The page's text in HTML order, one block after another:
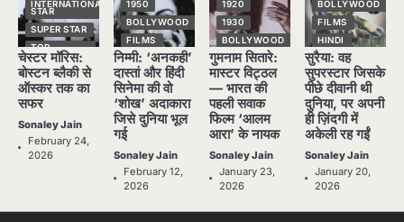
जब एक बादशाह को भीड़ में खड़ा होना पड़ा —
The Last Command (1928) Review
Sonaley Jain
4
“क्या आपने वो फ़िल्म देखी है जिसने आज़ाद कोरिया
के पहले सपने को परदे पर उतारा? — Viva
Freedom! (1946) रिव्यू”
Sonaley Jain
5 Horror Films जो आपको रात को अकेले नहीं
INTERNATIONAL
STAR
SUPER STAR
TOP
STORIES
चेस्टर मॉरिस:
बोस्टन ब्लैकी से
ऑस्कर तक का
सफर
Sonaley Jain
February 24,
2026
1950
BOLLYWOOD
FILMS
HINDI
NATIONAL
STAR
POPULAR
SUPER STAR
TOP
निम्मी: ‘अनकही’
दास्तां और हिंदी
सिनेमा की वो
‘शोख’ अदाकारा
जिसे दुनिया भूल
गई
Sonaley Jain
February 12,
2026
1920
1930
BOLLYWOOD
HINDI
NATIONAL
STAR
OLD FILMS
SUPER STAR
TOP
गुमनाम सितारे:
मास्टर विट्ठल
— भारत की
पहली सवाक
फिल्म ‘आलम
आरा’ के नायक
Sonaley Jain
January 23,
2026
BOLLYWOOD
FILMS
HINDI
NATIONAL
SUPER STAR
TOP
STORIES
सुरैया: वह
सुपरस्टार जिसके
पीछे दीवानी थी
दुनिया, पर अपनी
ही ज़िंदगी में
अकेली रह गईं
Sonaley Jain
January 20,
2026